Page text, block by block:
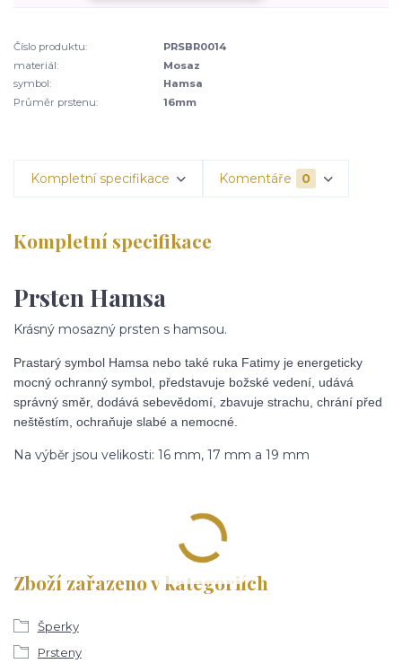
Číslo produktu:
PRSBR0014
materiál:
Mosaz
symbol:
Hamsa
Průměr prstenu:
16mm
Kompletní specifikace Komentáře 0
Kompletní specifikace
Prsten Hamsa
Krásný mosazný prsten s hamsou.
Prastarý symbol Hamsa nebo také ruka Fatimy je energeticky
mocný ochranný symbol, představuje božské vedení, udává
správný směr, dodává sebevědomí, zbavuje strachu, chrání před
neštěstím, ochraňuje slabé a nemocné.
Na výběr jsou velikosti: 16 mm, 17 mm a 19 mm
Zboží zařazeno v kategoriích
Šperky
Prsteny